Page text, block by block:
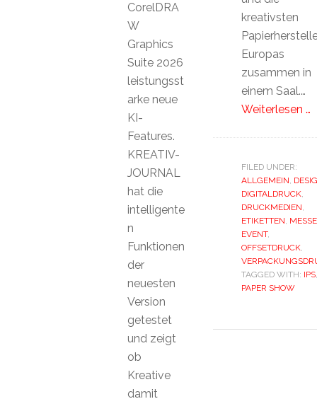
kreativsten
Europas
zusammen in
einem Saal.…
Weiterlesen …
FILED UNDER:
ALLGEMEIN,
DIGITALDRUCK,
DRUCKMEDIEN,
ETIKETTEN,
EVENT,
OFFSETDRUCK,
TAGGED WITH: IPS,
PAPER SHOW
CorelDRA
W
Graphics
Suite 2026
leistungsst
arke neue
KI-
Features.
KREATIV-
JOURNAL
hat die
intelligente
n
Funktionen
der
neuesten
Version
getestet
und zeigt
ob
Kreative
damit